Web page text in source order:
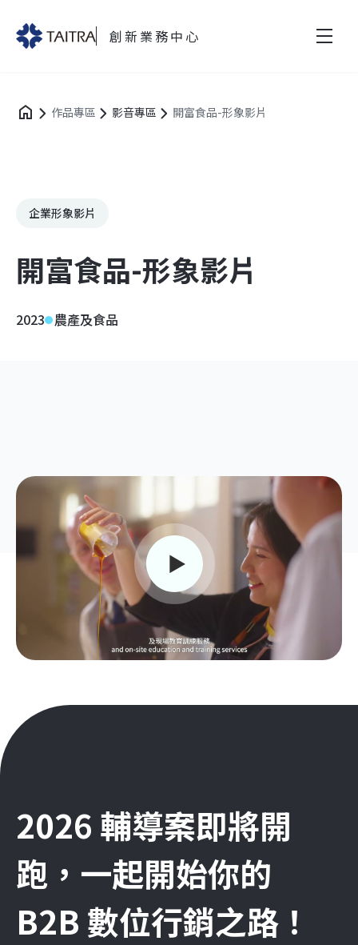
創新業務中心
作品專區 影音專區 開富食品-形象影片
企業形象影片
開富食品-形象影片
2023 農產及食品
2026 輔導案即將開
跑，一起開始你的
B2B 數位行銷之路！